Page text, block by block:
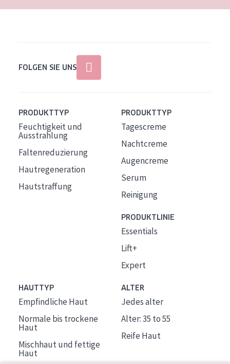
FOLGEN SIE UNS
PRODUKTTYP
Feuchtigkeit und
Ausstrahlung
Faltenreduzierung
Hautregeneration
Hautstraffung
PRODUKTTYP
Tagescreme
Nachtcreme
Augencreme
Serum
Reinigung
PRODUKTLINIE
Essentials
Lift+
Expert
HAUTTYP
Empfindliche Haut
Normale bis trockene
Haut
Mischhaut und fettige
Haut
ALTER
Jedes alter
Alter: 35 to 55
Reife Haut